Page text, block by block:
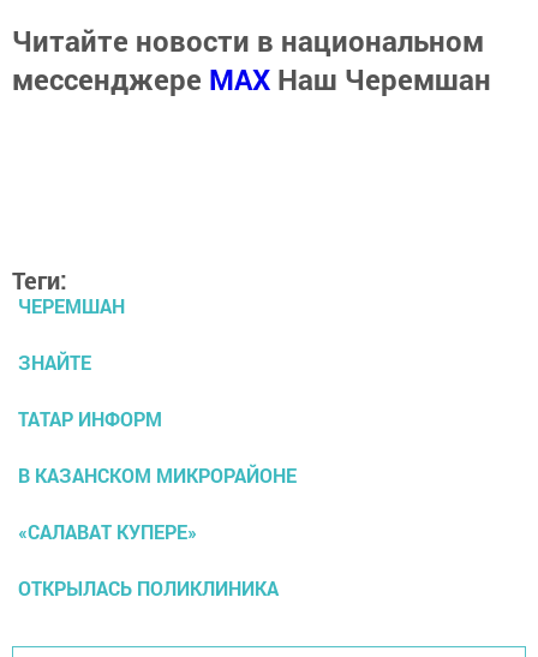
Читайте новости в национальном
мессенджере MАХ Наш Черемшан
Теги:
ЧЕРЕМШАН
ЗНАЙТЕ
ТАТАР ИНФОРМ
В КАЗАНСКОМ МИКРОРАЙОНЕ
«САЛАВАТ КУПЕРЕ»
ОТКРЫЛАСЬ ПОЛИКЛИНИКА